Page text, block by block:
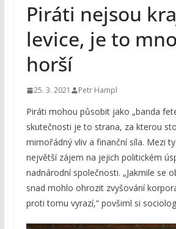
Piráti nejsou
levice, je to
horší
25. 3. 2021 Petr Hampl
Piráti mohou působit jako „banda
skutečnosti je to strana, za kterou
mimořádný vliv a finanční síla. Mezi
největší zájem na jejich politickém
nadnárodní společnosti. „Jakmile se
snad mohlo ohrozit zvyšování
proti tomu vyrazí,“ povšiml si